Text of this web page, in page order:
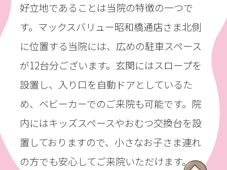
好立地であることは当院の特徴の一つで
す。マックスバリュー昭和橋通店さま北側
に位置する当院には、広めの駐車スペース
が12台分ございます。玄関にはスロープを
設置し、入り口を自動ドアとしているた
め、ベビーカーでのご来院も可能です。院
内にはキッズスペースやおむつ交換台を設
置しておりますので、小さなお子さま連れ
の方でも安心してご来院いただけます。